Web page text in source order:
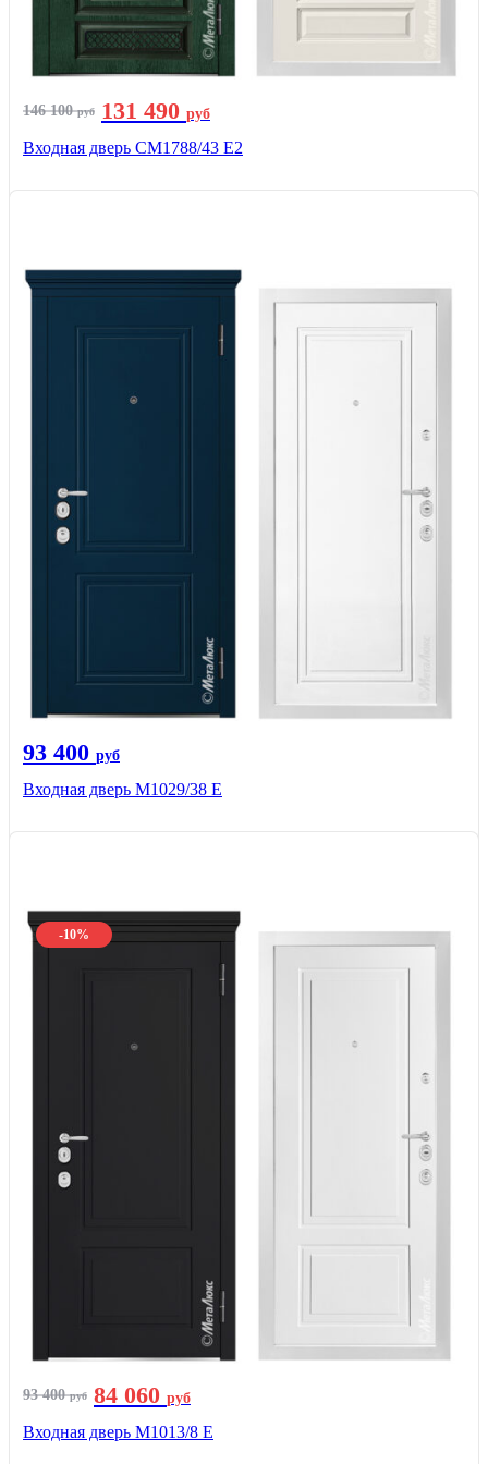
146 100руб 131 490 руб
Входная дверь СМ1788/43 E2
93 400 руб
Входная дверь М1029/38 E
-10%
93 400руб 84 060 руб
Входная дверь М1013/8 E